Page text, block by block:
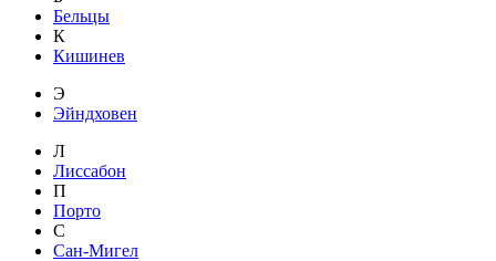
Бельцы
К
Кишинев
Э
Эйндховен
Л
Лиссабон
П
Порто
С
Сан-Мигел